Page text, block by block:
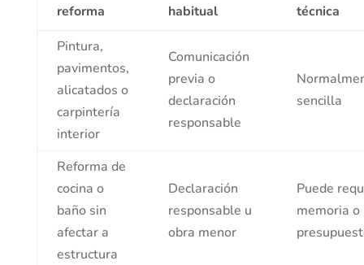
reforma
habitual
técnica
Pintura,
pavimentos,
alicatados o
carpintería
interior
Comunicación
previa o
declaración
responsable
sencilla
Reforma de
cocina o
baño sin
afectar a
estructura
Declaración
responsable u
obra menor
Puede
memoria o